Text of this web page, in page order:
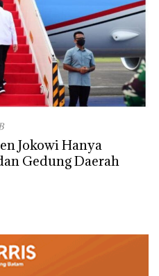
Jokowi Hanya
Gedung Daerah